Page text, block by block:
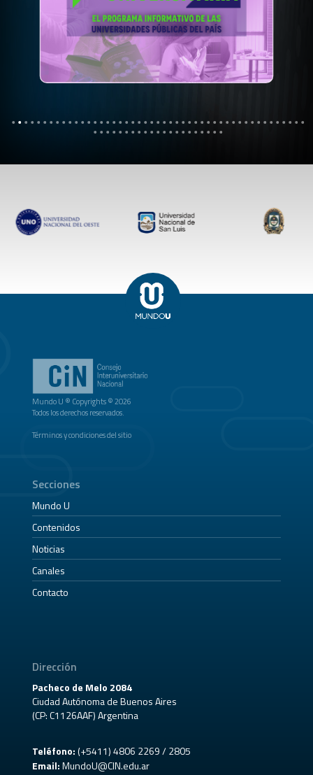
Mundo U ® Copyrights © 2026
Todos los derechos reservados.
Términos y condiciones del sitio
Secciones
Mundo U
Contenidos
Noticias
Canales
Contacto
Dirección
Pacheco de Melo 2084
Ciudad Autónoma de Buenos Aires
(CP: C1126AAF) Argentina
Teléfono:(+5411) 4806 2269 / 2805
Email: MundoU@CIN.edu.ar